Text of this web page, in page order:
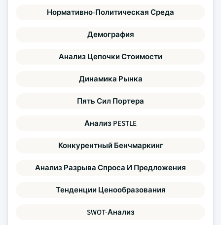
Нормативно-Политическая Среда
Демография
Анализ Цепочки Стоимости
Динамика Рынка
Пять Сил Портера
Анализ PESTLE
Конкурентный Бенчмаркинг
Анализ Разрыва Спроса И Предложения
Тенденции Ценообразования
SWOT-Анализ